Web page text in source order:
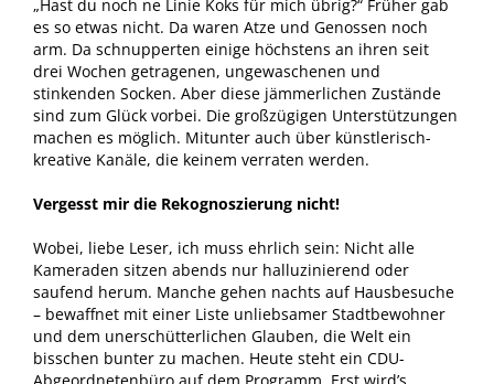
„Hast du noch ne Linie Koks für mich übrig?“ Früher gab
es so etwas nicht. Da waren Atze und Genossen noch
arm. Da schnupperten einige höchstens an ihren seit
drei Wochen getragenen, ungewaschenen und
stinkenden Socken. Aber diese jämmerlichen Zustände
sind zum Glück vorbei. Die großzügigen Unterstützungen
machen es möglich. Mitunter auch über künstlerisch-
kreative Kanäle, die keinem verraten werden.
Vergesst mir die Rekognoszierung nicht!
Wobei, liebe Leser, ich muss ehrlich sein: Nicht alle
Kameraden sitzen abends nur halluzinierend oder
saufend herum. Manche gehen nachts auf Hausbesuche
– bewaffnet mit einer Liste unliebsamer Stadtbewohner
und dem unerschütterlichen Glauben, die Welt ein
bisschen bunter zu machen. Heute steht ein CDU-